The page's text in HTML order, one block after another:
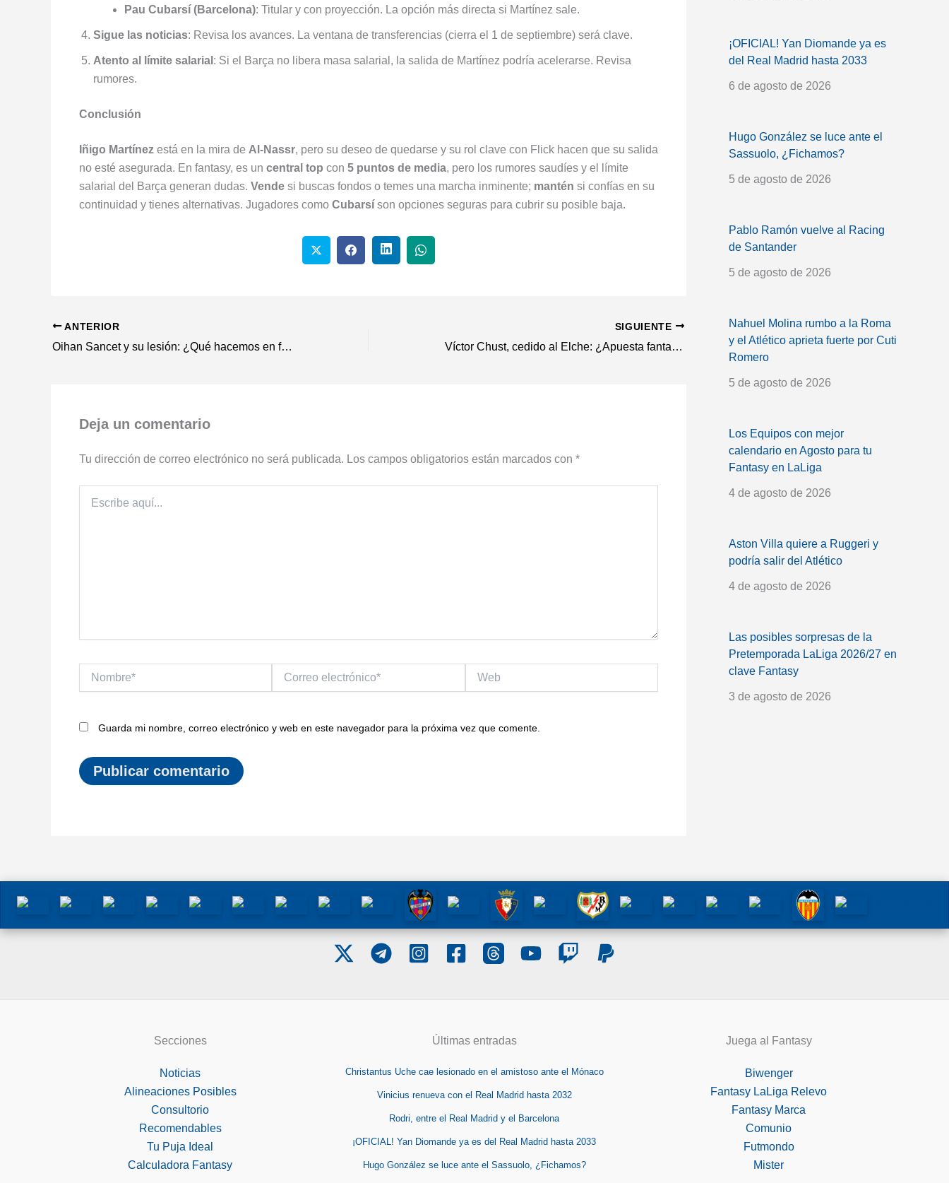
Pau Cubarsí (Barcelona): Titular y con proyección. La opción más directa si Martínez sale.
Sigue las noticias: Revisa los avances. La ventana de transferencias (cierra el 1 de septiembre) será clave.
Atento al límite salarial : Si el Barça no libera masa salarial, la salida de Martínez podría acelerarse. Revisa
rumores.
Conclusión
Iñigo Martínez está en la mira de Al-Nassr, pero su deseo de quedarse y su rol clave con Flick hacen que su salida
no esté asegurada. En fantasy, es un central top con 5 puntos de media, pero los rumores saudíes y el límite
salarial del Barça generan dudas. Vende si buscas fondos o temes una marcha inminente; mantén si confías en su
continuidad y tienes alternativas. Jugadores como Cubarsí son opciones seguras para cubrir su posible baja.
ANTERIOR
Oihan Sancet y su lesión: ¿Qué hacemos en fantasy?
SIGUIENTE
Víctor Chust, cedido al Elche: ¿Apuesta fantasy para tu equipo?
Deja un comentario
Tu dirección de correo electrónico no será publicada. Los campos obligatorios están marcados con *
aquí...
electrónico*
Guarda mi nombre, correo electrónico y web en este navegador para la próxima vez que comente.
¡OFICIAL! Yan Diomande ya es
del Real Madrid hasta 2033
6 de agosto de 2026
Hugo González se luce ante el
Sassuolo, ¿Fichamos?
5 de agosto de 2026
Pablo Ramón vuelve al Racing
de Santander
5 de agosto de 2026
Nahuel Molina rumbo a la Roma
y el Atlético aprieta fuerte por Cuti
Romero
5 de agosto de 2026
Los Equipos con mejor
calendario en Agosto para tu
Fantasy en LaLiga
4 de agosto de 2026
Aston Villa quiere a Ruggeri y
podría salir del Atlético
4 de agosto de 2026
Las posibles sorpresas de la
Pretemporada LaLiga 2026/27 en
clave Fantasy
3 de agosto de 2026
Secciones
Noticias
Alineaciones Posibles
Consultorio
Recomendables
Tu Puja Ideal
Calculadora Fantasy
Últimas entradas
Christantus Uche cae lesionado en el amistoso ante el Mónaco
Vinicius renueva con el Real Madrid hasta 2032
Rodri, entre el Real Madrid y el Barcelona
¡OFICIAL! Yan Diomande ya es del Real Madrid hasta 2033
Hugo González se luce ante el Sassuolo, ¿Fichamos?
Juega al Fantasy
Biwenger
Fantasy LaLiga Relevo
Fantasy Marca
Comunio
Futmondo
Mister